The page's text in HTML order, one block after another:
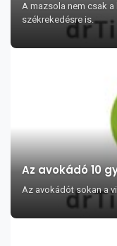
A mazsola nem csak
székrekedésre is.
Az avokádó 10
Az avokádót sokan a